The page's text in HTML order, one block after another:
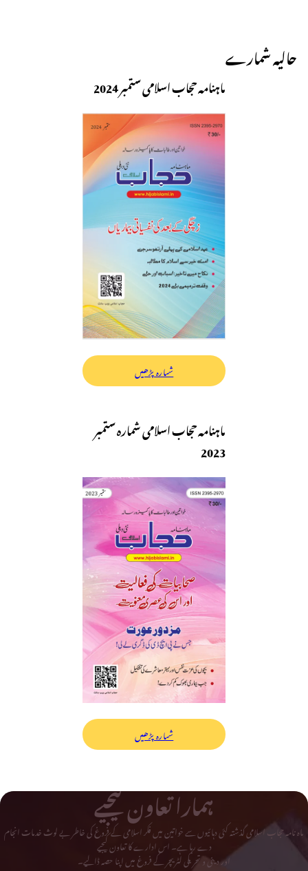
حالیہ شمارے
ماہنامہ حجاب اسلامی ستمبر 2024
شمارہ پڑھیں
ماہنامہ حجاب اسلامی شمارہ ستمبر
2023
شمارہ پڑھیں
ہمارا تعاون کیجیے
ماہ نامہ حجاب اسلامی گذشتہ کئی دہائیوں سے خواتین میں فکر اسلامی کے فروغ کی خاطر بے لوث خدمات انجام
دے رہا ہے۔ اس ادارے کا تعاون کیجیے
اور دینی و تحریکی لٹریچر کے فروغ میں اپنا حصہ ڈالیے۔